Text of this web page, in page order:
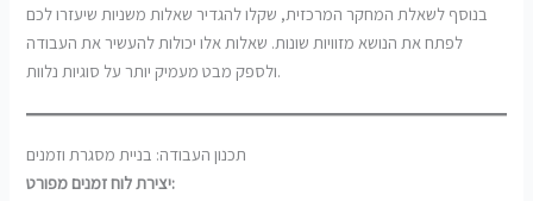
בנוסף לשאלת המחקר המרכזית, שקלו להגדיר שאלות משניות שיעזרו לכם
לפתח את הנושא מזוויות שונות. שאלות אלו יכולות להעשיר את העבודה
ולספק מבט מעמיק יותר על סוגיות נלוות.
תכנון העבודה: בניית מסגרת וזמנים
יצירת לוח זמנים מפורט: